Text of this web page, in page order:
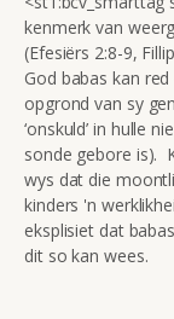
kenmerk van
(Efesiërs 2:8-9,
God babas kan
opgrond van sy
‘onskuld’ in hulle
sonde gebore is).
wys dat die
kinders 'n
eksplisiet dat
dit so kan wees.